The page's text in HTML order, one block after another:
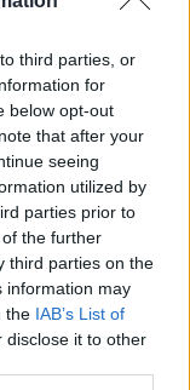
third parties, or
for
below opt-out
that after your
seeing
utilized by
parties prior to
the further
third parties on the
information may
the IAB’s List of
disclose it to other
,
μαγευτική
της
-
να